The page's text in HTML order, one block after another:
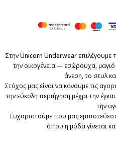
ΣτηνUnicorn Underwearεπιλέγουμε
την οικογένεια — εσώρουχα,
άνεση, το στυλ
Στόχος μας είναι να κάνουμε τις
την εύκολη περιήγηση μέχρι την
την
Ευχαριστούμε που μας
όπου η μόδα γίνεται